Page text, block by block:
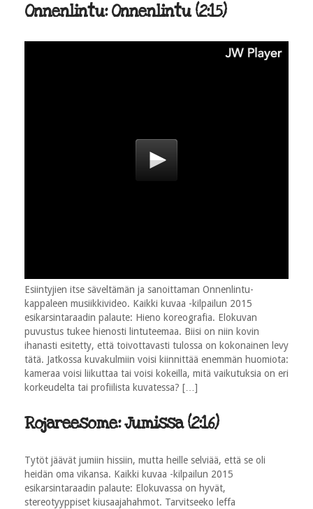
Onnenlintu: Onnenlintu (2:15)
Esiintyjien itse säveltämän ja sanoittaman Onnenlintu-
kappaleen musiikkivideo. Kaikki kuvaa -kilpailun 2015
esikarsintaraadin palaute: Hieno koreografia. Elokuvan
puvustus tukee hienosti lintuteemaa. Biisi on niin kovin
ihanasti esitetty, että toivottavasti tulossa on kokonainen levy
tätä. Jatkossa kuvakulmiin voisi kiinnittää enemmän huomiota:
kameraa voisi liikuttaa tai voisi kokeilla, mitä vaikutuksia on eri
korkeudelta tai profiilista kuvatessa? […]
Rojareesome: Jumissa (2:16)
Tytöt jäävät jumiin hissiin, mutta heille selviää, että se oli
heidän oma vikansa. Kaikki kuvaa -kilpailun 2015
esikarsintaraadin palaute: Elokuvassa on hyvät,
stereotyyppiset kiusaajahahmot. Tarvitseeko leffa